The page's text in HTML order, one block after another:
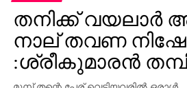
തനിക്ക് വയലാർ
നാല് തവണ
:ശ്രീകുമാരൻ